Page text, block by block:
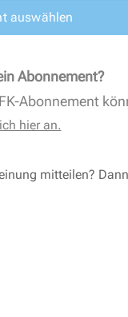
auswählen
Abonnement?
Abonnement
hier an.
mitteilen?